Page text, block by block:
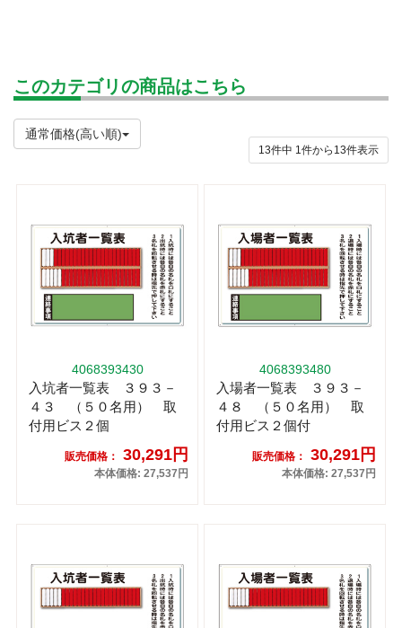
このカテゴリの商品はこちら
通常価格(高い順)
13件中 1 件から 13件表示
4068393430
入坑者一覧表 ３９３－
４３ （５０名用） 取
付用ビス２個
販売価格： 30,291円
本体価格: 27,537円
4068393480
入場者一覧表 ３９３－
４８ （５０名用） 取
付用ビス２個付
販売価格： 30,291円
本体価格: 27,537円